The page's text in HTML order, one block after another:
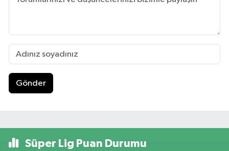
Gönder
Süper Lig Puan Durumu